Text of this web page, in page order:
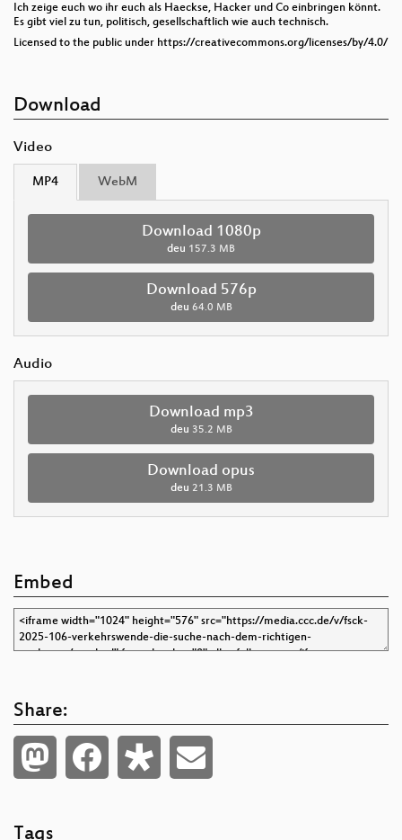
Ich zeige euch wo ihr euch als Haeckse, Hacker und Co einbringen könnt.
Es gibt viel zu tun, politisch, gesellschaftlich wie auch technisch.
Licensed to the public under https://creativecommons.org/licenses/by/4.0/
Download
Video
MP4 WebM
Download 1080p
deu 157.3 MB
Download 576p
deu 64.0 MB
Audio
Download mp3
deu 35.2 MB
Download opus
deu 21.3 MB
Embed
Share:
Tags